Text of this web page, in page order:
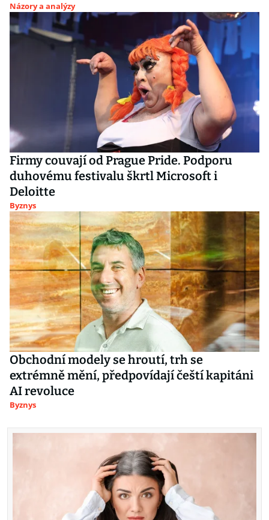
Názory a analýzy
Firmy couvají od Prague Pride. Podporu
duhovému festivalu škrtl Microsoft i
Deloitte
Byznys
Obchodní modely se hroutí, trh se
extrémně mění, předpovídají čeští kapitáni
AI revoluce
Byznys